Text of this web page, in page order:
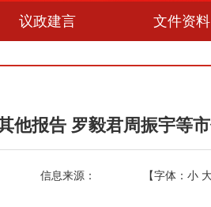
议政建言 文件资料
他报告 罗毅君周振宇等
信息来源： 【字体： 小